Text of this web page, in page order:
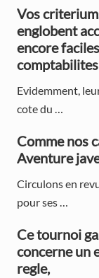
r
y
S
i
d
e
b
a
r
Vos
englobent
encore
Evidemment,
cote du …
Comme nos
Aventure
Circulons en
pour ses …
Ce tournoi
concerne un
regle,